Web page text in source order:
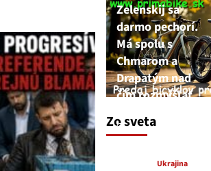
Zo sveta
Zelenskij sa
darmo pechorí.
Má spolu s
Chmarom a
Drapatým nad
čím rozmýšľať
medvedar
8. augusta 2026
Ukrajina